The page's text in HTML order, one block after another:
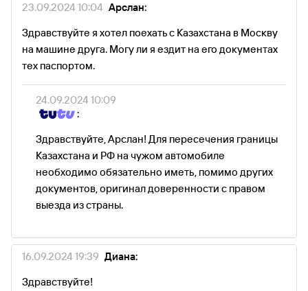
23.09.2024 10:04 Арслан:
Здравствуйте я хотел поехать с Казахстана в Москву
на машине друга. Могу ли я ездит на его документах
тех паспортом.
24.09.2024 10:09
:
Здравствуйте, Арслан! Для пересечения границы
Казахстана и РФ на чужом автомобиле
необходимо обязательно иметь, помимо других
документов, оригинал доверенности с правом
выезда из страны.
16.09.2024 19:39 Диана:
Здравствуйте!